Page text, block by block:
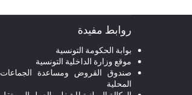
روابط مفيدة
بوابة الحكومة التونسية
موقع وزارة الداخلية التونسية
صندوق القروض ومساعدة الجماعات
المحلية